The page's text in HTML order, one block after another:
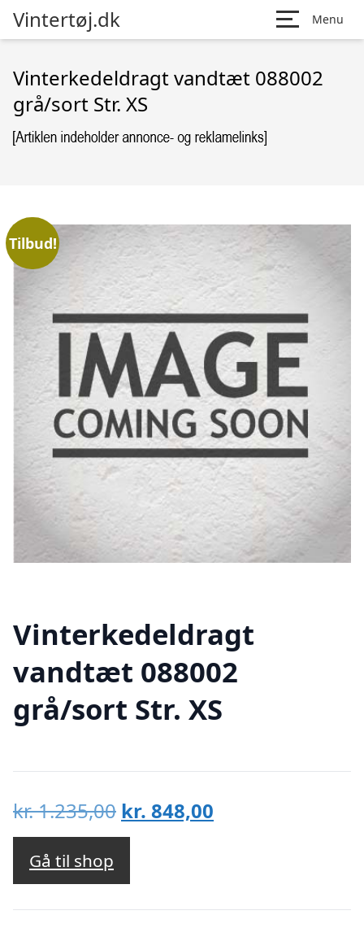
Vintertøj.dk Menu
Vinterkedeldragt vandtæt 088002
grå/sort Str. XS
Tilbud!
Vinterkedeldragt
vandtæt 088002
grå/sort Str. XS
kr.1.235,00 Den
oprindelige
var:
kr. 1.235,00.
kr. 848,00
kr. 848,00.
Gå til shop